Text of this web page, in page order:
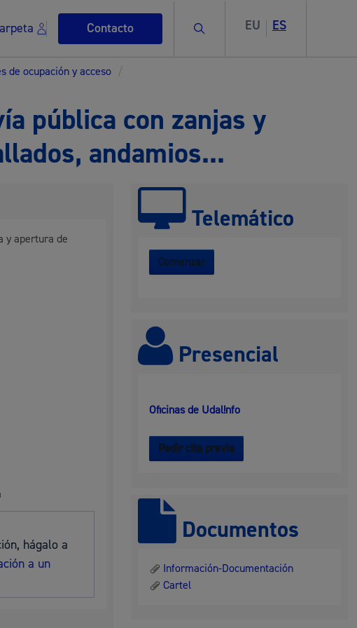
Contacto Buscar EU ES
público, residuos y medioambiente
y empleo
humanos y convivencia
de ocupación y acceso /
pública con zanjas y
andamios...
Telemático
Comenzar
Presencial
Oficinas de Udal!nfo
Pedir cita previa
Documentos
Información-Documentación
Cartel
y apertura de
hágalo a
a un